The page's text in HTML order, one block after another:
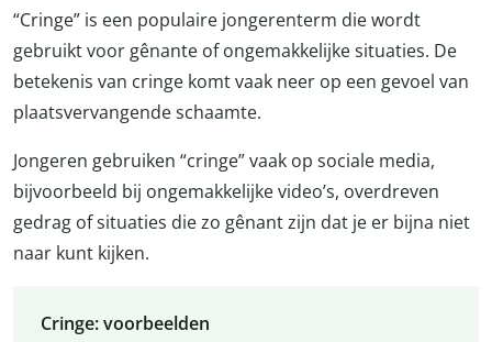
“Cringe” is een populaire jongerenterm die wordt
gebruikt voor gênante of ongemakkelijke situaties. De
betekenis van cringe komt vaak neer op een gevoel van
plaatsvervangende schaamte.
Jongeren gebruiken “cringe” vaak op sociale media,
bijvoorbeeld bij ongemakkelijke video’s, overdreven
gedrag of situaties die zo gênant zijn dat je er bijna niet
naar kunt kijken.
Cringe: voorbeelden